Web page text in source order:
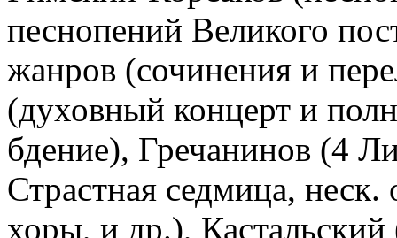
песнопений Великого
жанров (сочинения и
(духовный концерт и
бдение), Гречанинов (4
Страстная седмица,
хоры, и др.),